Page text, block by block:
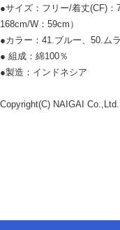
●サイズ：フリー/着丈(CF)
168cm/W：59cm）
●カラー：41.ブルー、50.ム
● 組成：綿100％
●製造：インドネシア
Copyright(C) NAIGAI